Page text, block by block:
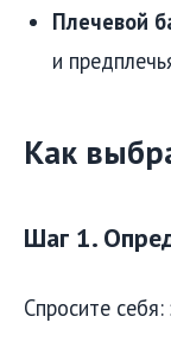
Плечевой
и
Как
Шаг 1.
Спросите